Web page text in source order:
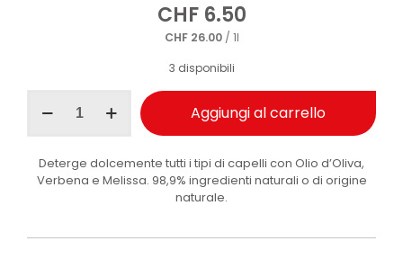
CHF6.50
CHF26.00/ 1l
3 disponibili
Provenzali
Marsiglia
con
d’Oliva
Aggiungi al carrello
Deterge dolcemente tutti i tipi di capelli con Olio d’Oliva,
Verbena e Melissa. 98,9% ingredienti naturali o di origine
naturale.